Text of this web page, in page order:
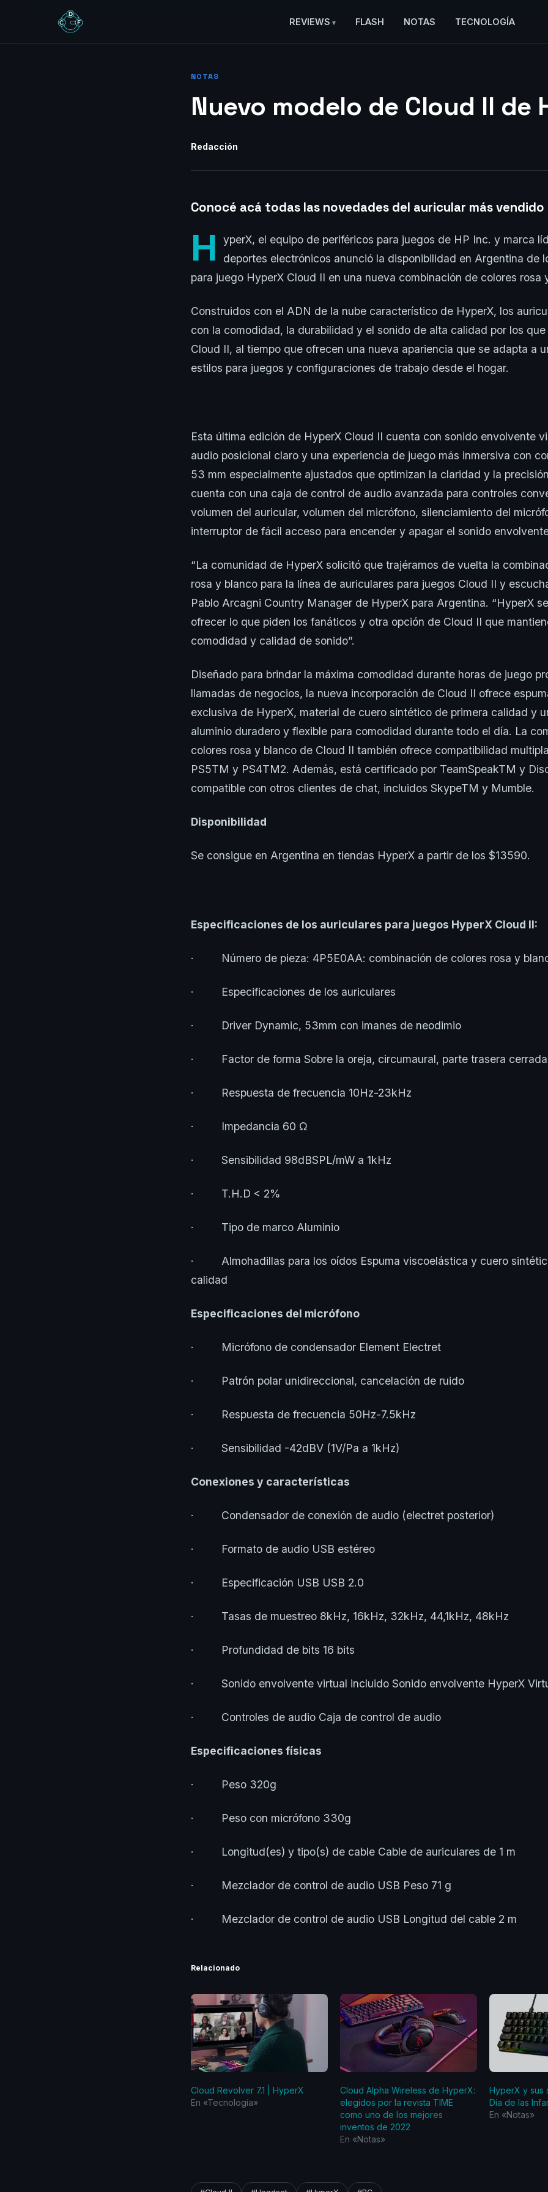
REVIEWS FLASH NOTAS TECNOLOGÍA
NOTAS
Nuevo modelo de Cloud II de
Redacción
Conocé acá todas las novedades del auricular más vendido
H
yperX, el equipo de periféricos para juegos de HP Inc. y marca
deportes electrónicos anunció la disponibilidad en Argentina de
para juego HyperX Cloud II en una nueva combinación de colores rosa
Construidos con el ADN de la nube característico de HyperX, los
con la comodidad, la durabilidad y el sonido de alta calidad por los
Cloud II, al tiempo que ofrecen una nueva apariencia que se adapta a
estilos para juegos y configuraciones de trabajo desde el hogar.
Esta última edición de HyperX Cloud II cuenta con sonido envolvente
audio posicional claro y una experiencia de juego más inmersiva con
53 mm especialmente ajustados que optimizan la claridad y la
cuenta con una caja de control de audio avanzada para controles
volumen del auricular, volumen del micrófono, silenciamiento del
interruptor de fácil acceso para encender y apagar el sonido envolvente
“La comunidad de HyperX solicitó que trajéramos de vuelta la
rosa y blanco para la línea de auriculares para juegos Cloud II y
Pablo Arcagni Country Manager de HyperX para Argentina. “HyperX
ofrecer lo que piden los fanáticos y otra opción de Cloud II que
comodidad y calidad de sonido”.
Diseñado para brindar la máxima comodidad durante horas de juego
llamadas de negocios, la nueva incorporación de Cloud II ofrece
exclusiva de HyperX, material de cuero sintético de primera calidad y
aluminio duradero y flexible para comodidad durante todo el día. La
colores rosa y blanco de Cloud II también ofrece compatibilidad
PS5TM y PS4TM2. Además, está certificado por TeamSpeakTM y
compatible con otros clientes de chat, incluidos SkypeTM y Mumble.
Disponibilidad
Se consigue en Argentina en tiendas HyperX a partir de los $13590.
Especificaciones de los auriculares para juegos HyperX Cloud II:
· Número de pieza: 4P5E0AA: combinación de colores rosa y
· Especificaciones de los auriculares
· Driver Dynamic, 53mm con imanes de neodimio
· Factor de forma Sobre la oreja, circumaural, parte trasera cerrada
· Respuesta de frecuencia 10Hz-23kHz
· Impedancia 60 Ω
· Sensibilidad 98dBSPL/mW a 1kHz
· T.H.D < 2%
· Tipo de marco Aluminio
· Almohadillas para los oídos Espuma viscoelástica y cuero
calidad
Especificaciones del micrófono
· Micrófono de condensador Element Electret
· Patrón polar unidireccional, cancelación de ruido
· Respuesta de frecuencia 50Hz-7.5kHz
· Sensibilidad -42dBV (1V/Pa a 1kHz)
Conexiones y características
· Condensador de conexión de audio (electret posterior)
· Formato de audio USB estéreo
· Especificación USB USB 2.0
· Tasas de muestreo 8kHz, 16kHz, 32kHz, 44,1kHz, 48kHz
· Profundidad de bits 16 bits
· Sonido envolvente virtual incluido Sonido envolvente HyperX
· Controles de audio Caja de control de audio
Especificaciones físicas
· Peso 320g
· Peso con micrófono 330g
· Longitud(es) y tipo(s) de cable Cable de auriculares de 1 m
· Mezclador de control de audio USB Peso 71 g
· Mezclador de control de audio USB Longitud del cable 2 m
Relacionado
Cloud Revolver 7.1 | HyperX
En «Tecnología»
Cloud Alpha Wireless de HyperX:
elegidos por la revista TIME
como uno de los mejores
inventos de 2022
En «Notas»
HyperX y sus
Día de las
En «Notas»